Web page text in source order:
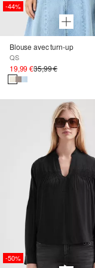
-44%
Blouse avec turn-up
QS
19,99 €35,99 €
-50%